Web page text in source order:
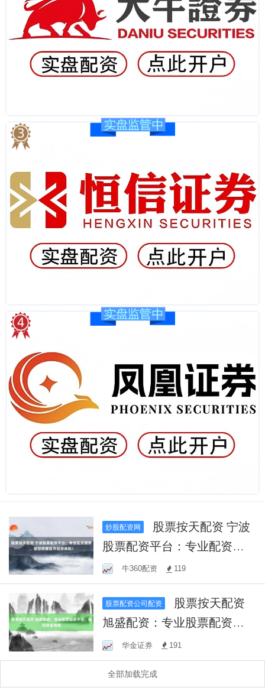
炒股配资网
股票配资平台：专业配资服
务，助您把握股市投资良
机！
牛360配资 119
股票配资公司配资
旭盛配资：专业股票配资平
台，助您财富增值
华金证券 191
全部加载完成